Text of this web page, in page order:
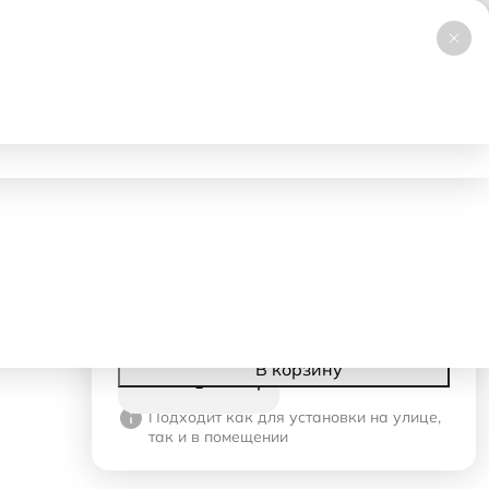
Заказать звонок
НОВИНКА
В корзинуКорзина
Подходит как для установки на улице,
так и в помещении